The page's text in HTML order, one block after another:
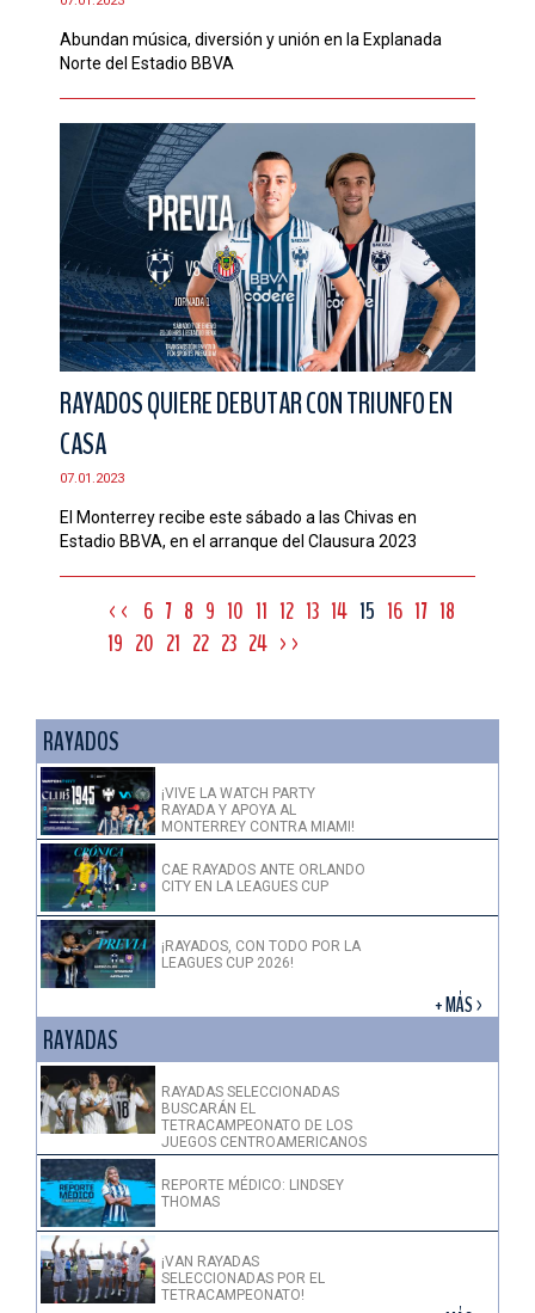
Abundan música, diversión y unión en la Explanada
Norte del Estadio BBVA
RAYADOS QUIERE DEBUTAR CON TRIUNFO EN
CASA
07.01.2023
El Monterrey recibe este sábado a las Chivas en
Estadio BBVA, en el arranque del Clausura 2023
<< 6 7 8 9 10 11 12 13 14 15 16 17 18
19 20 21 22 23 24 >>
RAYADOS
¡VIVE LA WATCH PARTY
RAYADA Y APOYA AL
MONTERREY CONTRA MIAMI!
CAE RAYADOS ANTE ORLANDO
CITY EN LA LEAGUES CUP
¡RAYADOS, CON TODO POR LA
LEAGUES CUP 2026!
+ MÁS >
RAYADAS
RAYADAS SELECCIONADAS
BUSCARÁN EL
TETRACAMPEONATO DE LOS
JUEGOS CENTROAMERICANOS
REPORTE MÉDICO: LINDSEY
THOMAS
¡VAN RAYADAS
SELECCIONADAS POR EL
TETRACAMPEONATO!